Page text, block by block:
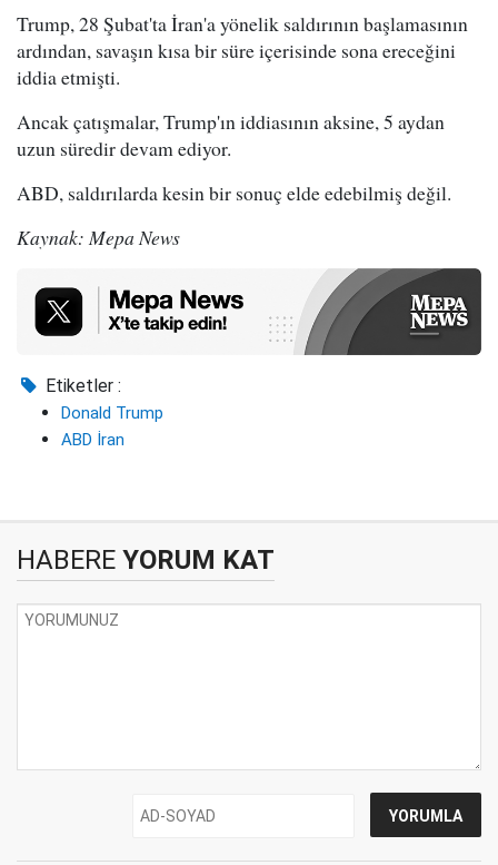
Trump, 28 Şubat'ta İran'a yönelik saldırının başlamasının
ardından, savaşın kısa bir süre içerisinde sona ereceğini
iddia etmişti.
Ancak çatışmalar, Trump'ın iddiasının aksine, 5 aydan
uzun süredir devam ediyor.
ABD, saldırılarda kesin bir sonuç elde edebilmiş değil.
Kaynak: Mepa News
Etiketler :
Donald Trump
ABD İran
HABERE YORUM KAT